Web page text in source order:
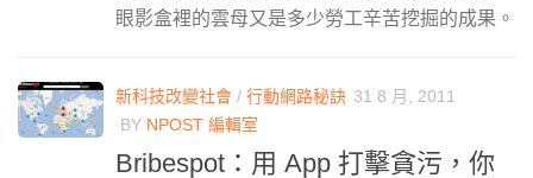
眼影盒裡的雲母又是多少勞工辛苦挖掘的成果。
新科技改變社會 / 行動網路秘訣 31 8 月, 2011
BY NPOST 編輯室
Bribespot：用 App 打擊貪污，你